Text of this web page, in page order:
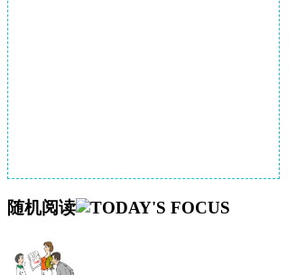
随机阅读